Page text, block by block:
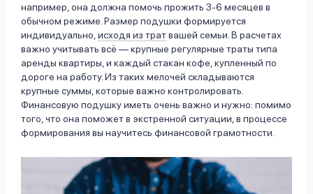
например, она должна помочь прожить 3-6 месяцев в
обычном режиме. Размер подушки формируется
индивидуально, исходя из тратвашей семьи. В расчетах
важно учитывать всё –– крупные регулярные траты типа
аренды квартиры, и каждый стакан кофе, купленный по
дороге на работу. Из таких мелочей складываются
крупные суммы, которые важно контролировать.
Финансовую подушку иметь очень важно и нужно: помимо
того, что она поможет в экстренной ситуации, в процессе
формирования вы научитесь финансовой грамотности.